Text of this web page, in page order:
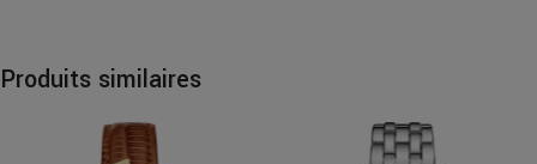
Produits similaires